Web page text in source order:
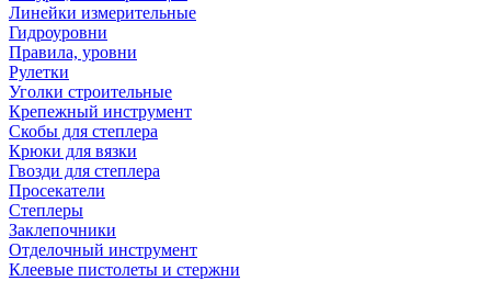
Линейки измерительные
Гидроуровни
Правила, уровни
Рулетки
Уголки строительные
Крепежный инструмент
Скобы для степлера
Крюки для вязки
Гвозди для степлера
Просекатели
Степлеры
Заклепочники
Отделочный инструмент
Клеевые пистолеты и стержни